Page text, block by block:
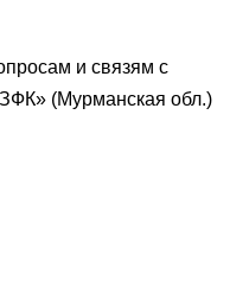
и связям с
(Мурманская обл.)